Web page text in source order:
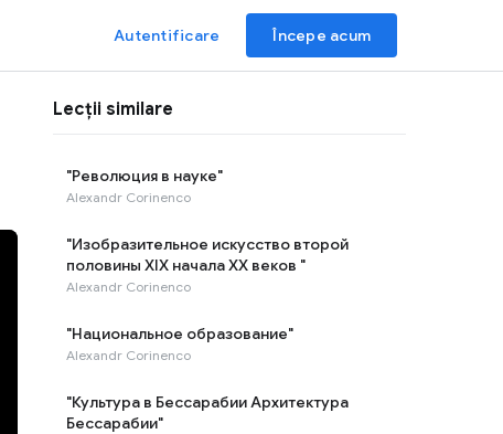
Autentificare Începe acum
Lecții similare
"Революция в науке"
Alexandr Corinenco
"Изобразительное искусство второй
половины XIX начала XX веков "
Alexandr Corinenco
"Национальное образование"
Alexandr Corinenco
"Культура в Бессарабии Архитектура
Бессарабии"